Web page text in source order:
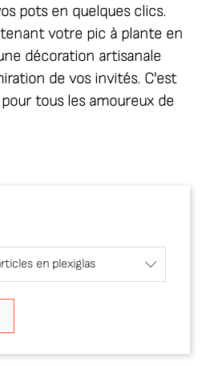
pots en quelques clics.
votre pic à plante en
décoration artisanale
de vos invités. C'est
tous les amoureux de
en plexiglas